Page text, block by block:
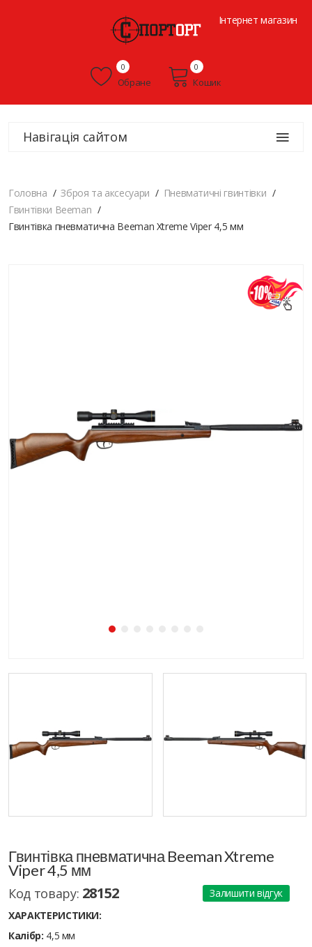
Інтернет магазин
Обране
0
Кошик
0
Навігація сайтом
Головна Зброя та аксесуари
Пневматичні гвинтівки
Гвинтівки Beeman
Гвинтівка пневматична Beeman Xtreme Viper 4,5 мм
Гвинтівка пневматична Beeman Xtreme
Viper 4,5 мм
Код товару: 28152
Залишити відгук
ХАРАКТЕРИСТИКИ:
Калібр: 4,5 мм